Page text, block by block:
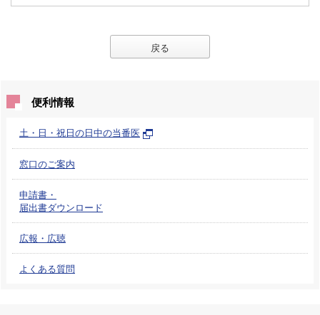
戻る
便利情報
土・日・祝日の日中の当番医
窓口のご案内
申請書・
届出書ダウンロード
広報・広聴
よくある質問